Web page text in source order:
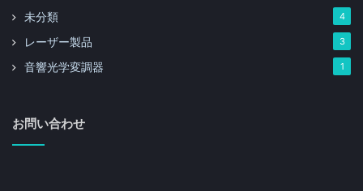
未分類 4
レーザー製品 3
音響光学変調器 1
お問い合わせ